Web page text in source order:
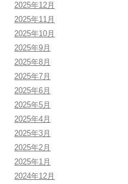
2025年12月
2025年11月
2025年10月
2025年9月
2025年8月
2025年7月
2025年6月
2025年5月
2025年4月
2025年3月
2025年2月
2025年1月
2024年12月